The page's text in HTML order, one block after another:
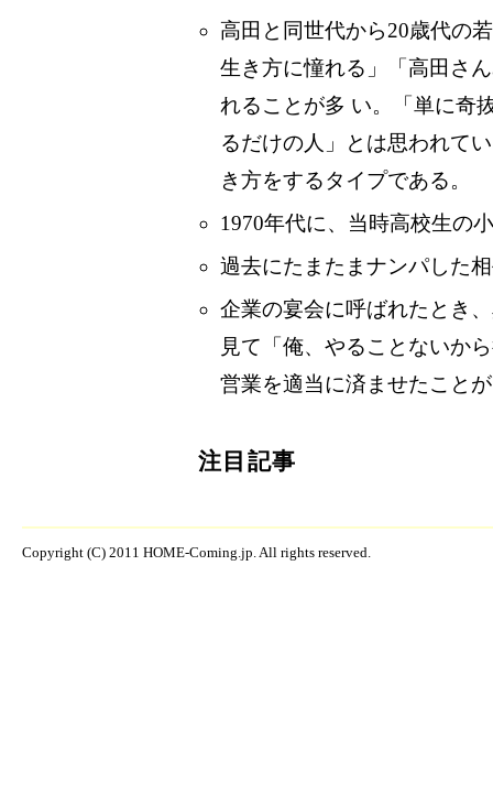
高田と同世代から20歳代の
生き方に憧れる」「高田さ
れることが多 い。「単に奇
るだけの人」とは思われて
き方をするタイプである。
1970年代に、当時高校生の
過去にたまたまナンパした
企業の宴会に呼ばれたとき
見て「俺、やることないか
営業を適当に済ませたこと
注目記事
Copyright (C) 2011 HOME-Coming.jp. All rights reserved.